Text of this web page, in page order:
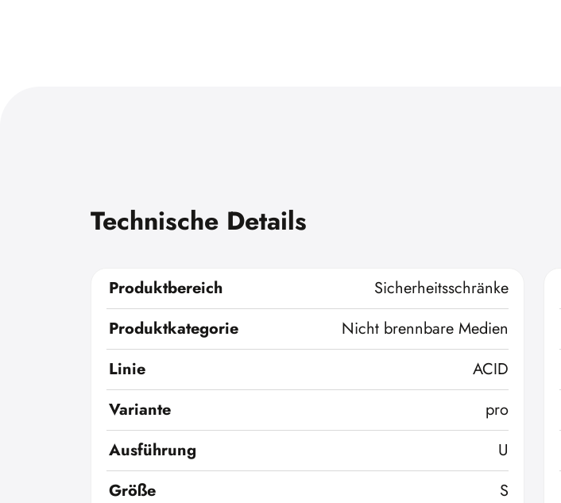
Technische Details
Produktbereich
Sicherheitsschränke
Produktkategorie
Nicht brennbare Medien
Linie
ACID
Variante
pro
Ausführung
U
Größe
S